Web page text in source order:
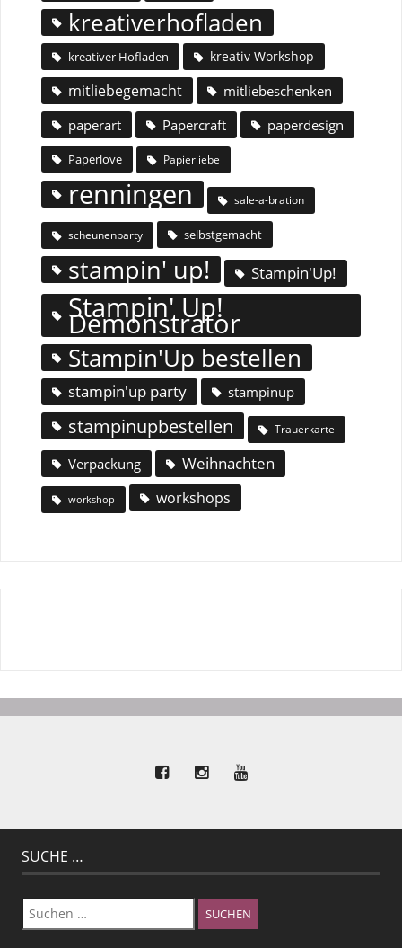
kreativerhofladen
kreativer Hofladen kreativ Workshop
mitliebegemacht
mitliebeschenken
paperart
Papercraft paperdesign
Paperlove Papierliebe
renningen sale-a-bration
scheunenparty selbstgemacht
stampin' up! Stampin'Up!
Stampin' Up!
Demonstrator
Stampin'Up bestellen
stampin'up party stampinup
stampinupbestellen Trauerkarte
Verpackung Weihnachten
workshop workshops
SUCHE …
Suchen
nach: